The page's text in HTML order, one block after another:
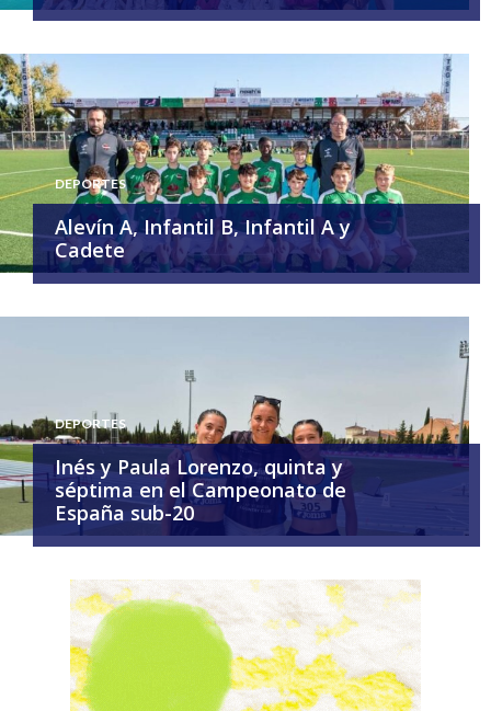
DEPORTES
Alevín A, Infantil B, Infantil A y
Cadete
DEPORTES
Inés y Paula Lorenzo, quinta y
séptima en el Campeonato de
España sub-20